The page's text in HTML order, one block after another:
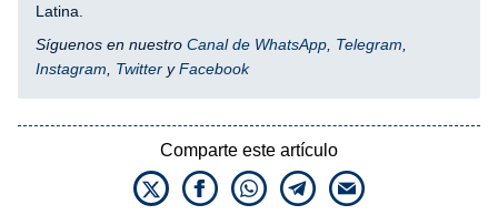
Latina.
Síguenos en nuestro Canal de WhatsApp Telegram
Instagram
Twitter yFacebook
Comparte este artículo